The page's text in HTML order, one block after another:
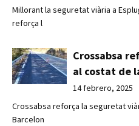
Millorant la seguretat viària a
reforça l
Crossabsa
al costat de
14 febrero, 2025
Crossabsa reforça la seguretat
Barcelon